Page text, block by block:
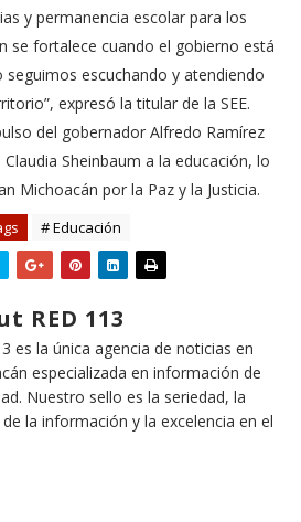
y permanencia escolar para los
se fortalece cuando el gobierno está
escuchando y atendiendo
expresó la titular de la SEE.
del gobernador Alfredo Ramírez
Sheinbaum a la educación, lo
Michoacán por la Paz y la Justicia.
# Educación
RED 113
es la única agencia de noticias en
especializada en información de
Nuestro sello es la seriedad, la
la información y la excelencia en el